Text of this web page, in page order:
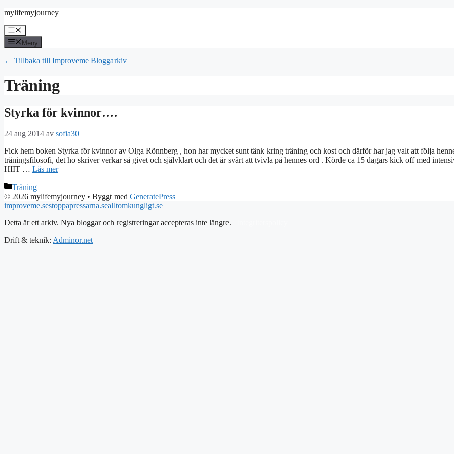
Hoppa
innehåll
mylifemyjourney
Meny
Meny
← Tillbaka till Improveme Bloggarkiv
Träning
Styrka för kvinnor….
24 aug 2014 av sofia30
Fick hem boken Styrka för kvinnor av Olga Rönnberg , hon har mycket sunt tänk kring träning och kost och därför har jag valt att följa
träningsfilosofi, det ho skriver verkar så givet och självklart och det är svårt att tvivla på hennes ord . Körde ca 15 dagars kick off med
HIIT … Läs mer
Kategorier
Träning
© 2026 mylifemyjourney • Byggt med GeneratePress
improveme.sestoppapressarna.sealltomkungligt.se
Detta är ett arkiv. Nya bloggar och registreringar accepteras inte längre. |
Drift & teknik: Adminor.net